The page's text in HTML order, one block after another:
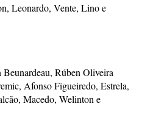
Leonardo, Vente, Lino e
Beunardeau, Rúben Oliveira
Afonso Figueiredo, Estrela,
Macedo, Welinton e